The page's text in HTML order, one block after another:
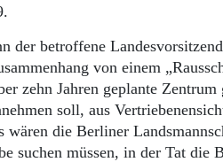
der betroffene
von einem
zehn Jahren geplante
soll, aus
wären die Berliner
suchen müssen, in der Tat die